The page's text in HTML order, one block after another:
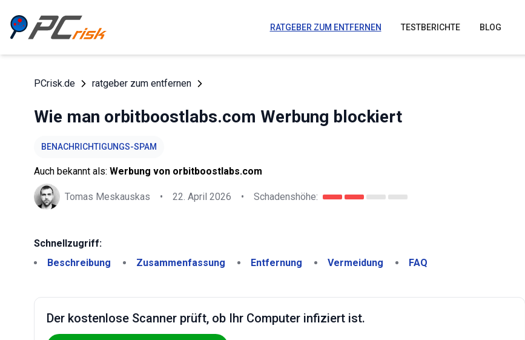
RATGEBER ZUM ENTFERNEN TESTBERICHTE BLOG
PCrisk.de ratgeber zum entfernen
Wie man orbitboostlabs.com Werbung blockiert
BENACHRICHTIGUNGS-SPAM
Auch bekannt als: Werbung von orbitboostlabs.com
Tomas Meskauskas • 22. April 2026 • Schadenshöhe:
Schnellzugriff:
Beschreibung
Zusammenfassung Entfernung Vermeidung FAQ
Der kostenlose Scanner prüft, ob Ihr Computer infiziert ist.